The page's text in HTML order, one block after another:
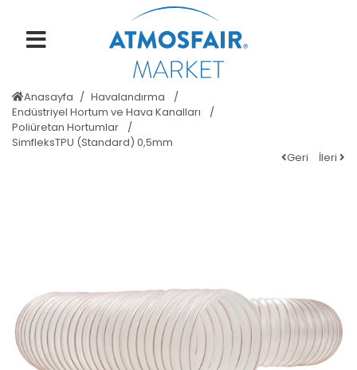
Anasayfa
Havalandırma
Endüstriyel Hortum ve Hava Kanalları
Poliüretan Hortumlar
SimfleksTPU (Standard) 0,5mm
Geri
İleri